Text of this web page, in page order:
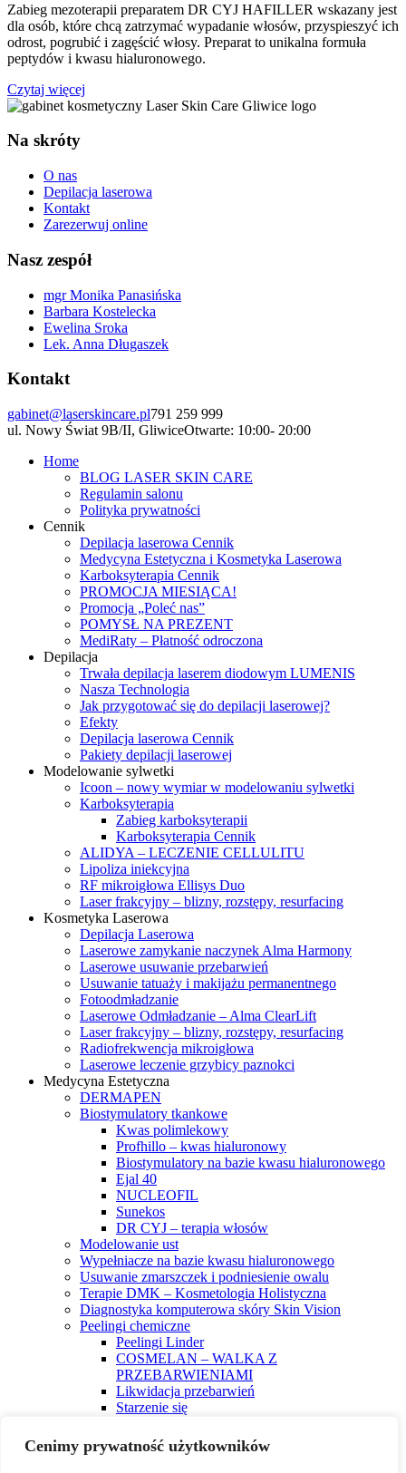
Cenimy prywatność użytkowników
Zabieg mezoterapii preparatem DR CYJ HAFILLER wskazany jest
dla osób, które chcą zatrzymać wypadanie włosów, przyspieszyć ich
odrost, pogrubić i zagęścić włosy. Preparat to unikalna formuła
peptydów i kwasu hialuronowego.
Czytaj więcej
Na skróty
O nas
Depilacja laserowa
Kontakt
Zarezerwuj online
Nasz zespół
mgr Monika Panasińska
Barbara Kostelecka
Ewelina Sroka
Lek. Anna Długaszek
Kontakt
gabinet@laserskincare.pl791 259 999
ul. Nowy Świat 9B/II, GliwiceOtwarte: 10:00- 20:00
Home
BLOG LASER SKIN CARE
Regulamin salonu
Polityka prywatności
Cennik
Depilacja laserowa Cennik
Medycyna Estetyczna i Kosmetyka Laserowa
Karboksyterapia Cennik
PROMOCJA MIESIĄCA!
Promocja „Poleć nas”
POMYSŁ NA PREZENT
MediRaty – Płatność odroczona
Depilacja
Trwała depilacja laserem diodowym LUMENIS
Nasza Technologia
Jak przygotować się do depilacji laserowej?
Efekty
Depilacja laserowa Cennik
Pakiety depilacji laserowej
Modelowanie sylwetki
Icoon – nowy wymiar w modelowaniu sylwetki
Karboksyterapia
Zabieg karboksyterapii
Karboksyterapia Cennik
ALIDYA – LECZENIE CELLULITU
Lipoliza iniekcyjna
RF mikroigłowa Ellisys Duo
Laser frakcyjny – blizny, rozstępy, resurfacing
Kosmetyka Laserowa
Depilacja Laserowa
Laserowe zamykanie naczynek Alma Harmony
Laserowe usuwanie przebarwień
Usuwanie tatuaży i makijażu permanentnego
Fotoodmładzanie
Laserowe Odmładzanie – Alma ClearLift
Laser frakcyjny – blizny, rozstępy, resurfacing
Radiofrekwencja mikroigłowa
Laserowe leczenie grzybicy paznokci
Medycyna Estetyczna
DERMAPEN
Biostymulatory tkankowe
Kwas polimlekowy
Profhillo – kwas hialuronowy
Biostymulatory na bazie kwasu hialuronowego
Ejal 40
NUCLEOFIL
Sunekos
DR CYJ – terapia włosów
Modelowanie ust
Wypełniacze na bazie kwasu hialuronowego
Usuwanie zmarszczek i podniesienie owalu
Terapie DMK – Kosmetologia Holistyczna
Diagnostyka komputerowa skóry Skin Vision
Peelingi chemiczne
Peelingi Linder
COSMELAN – WALKA Z
PRZEBARWIENIAMI
Likwidacja przebarwień
Starzenie się
Rewitalizacja V.I.T.A.C.
PRX T33